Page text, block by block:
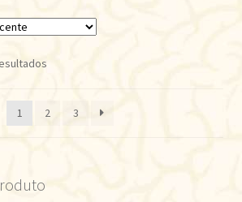
Classificado
recente
1 2 3